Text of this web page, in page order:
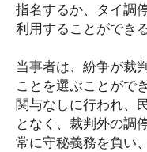
指名するか、タイ調
利用することができる
当事者は、紛争が裁
ことを選ぶことがで
関与なしに行われ、
となく、裁判外の調
常に守秘義務を負い